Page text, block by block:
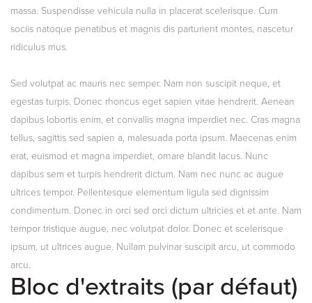
massa. Suspendisse vehicula nulla in placerat scelerisque. Cum
sociis natoque penatibus et magnis dis parturient montes, nascetur
ridiculus mus.
Sed volutpat ac mauris nec semper. Nam non suscipit neque, et
egestas turpis. Donec rhoncus eget sapien vitae hendrerit. Aenean
dapibus lobortis enim, et convallis magna imperdiet nec. Cras magna
tellus, sagittis sed sapien a, malesuada porta ipsum. Maecenas enim
erat, euismod et magna imperdiet, ornare blandit lacus. Nunc
dapibus sem et turpis hendrerit dictum. Nam nec nunc ac augue
ultrices tempor. Pellentesque elementum ligula sed dignissim
condimentum. Donec in orci sed orci dictum ultricies et et ante. Nam
tempor tristique augue, nec volutpat dolor. Donec et scelerisque
ipsum, ut ultrices augue. Nullam pulvinar suscipit arcu, ut commodo
arcu.
Bloc d'extraits (par défaut)